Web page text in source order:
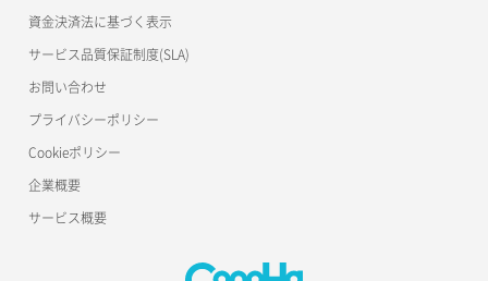
サーバー利用状況グラフ（ディスクIO）
サーバー削除
ポート作成（追加IP用）
ポート削除
ポート詳細取得
ロードバランサー一覧取得
ロードバランサー削除
ロードバランサー更新
ロードバランサー詳細取得
ロードバランサー追加
資金決済法に基づく表示
サービス品質保証制度(SLA)
お問い合わせ
プライバシーポリシー
Cookieポリシー
企業概要
サービス概要